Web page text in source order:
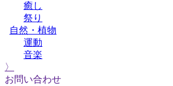
癒し
祭り
自然・植物
運動
音楽
〉
お問い合わせ